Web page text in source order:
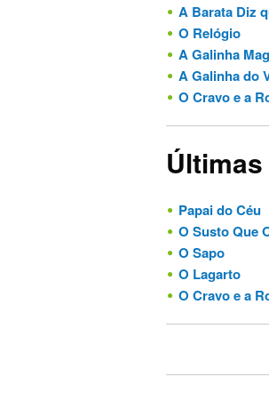
A Barata Diz
O Relógio
A Galinha
A Galinha do
O Cravo e a
Papai do Céu
O Susto Que
O Sapo
O Lagarto
O Cravo e a